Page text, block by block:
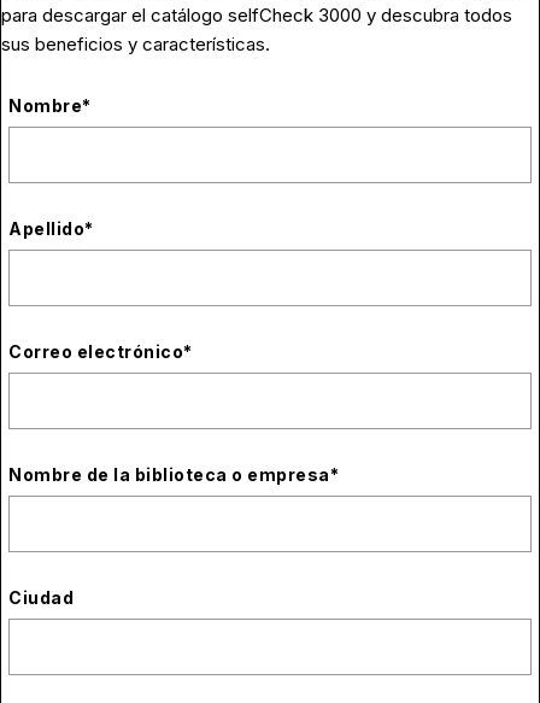
para descargar el catálogo selfCheck 3000 y descubra todos
sus beneficios y características.
Nombre*
Apellido*
Correo electrónico*
Nombre de la biblioteca o empresa*
Ciudad